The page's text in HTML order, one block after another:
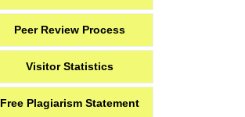
Peer Review Process
Visitor Statistics
Free Plagiarism Statement